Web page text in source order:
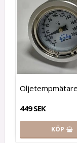
449 SEK
KÖP